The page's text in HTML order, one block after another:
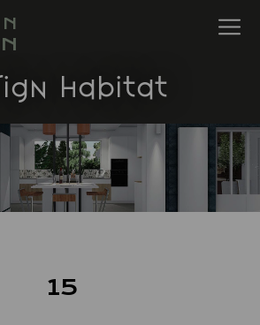
habitat
15